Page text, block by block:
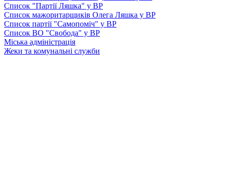
Список "Партії Ляшка" у ВР
Список мажоритарщиків Олега Ляшка у ВР
Список партії "Самопоміч" у ВР
Список ВО "Свобода" у ВР
Міська адміністрація
Жеки та комунальні служби